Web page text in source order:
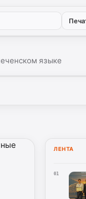
языке
ЛЕНТА
01